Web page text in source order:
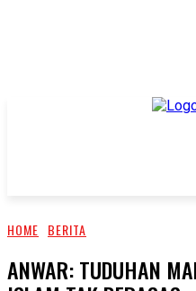
HOME BERITA
ANWAR: TUDUHAN